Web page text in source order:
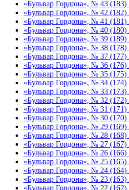
«Бульвар Гордона», № 43 (183)
«Бульвар Гордона», № 42 (182)
«Бульвар Гордона», № 41 (181)
«Бульвар Гордона», № 40 (180)
«Бульвар Гордона», № 39 (189)
«Бульвар Гордона», № 38 (178)
«Бульвар Гордона», № 37 (177)
«Бульвар Гордона», № 36 (176)
«Бульвар Гордона», № 35 (175)
«Бульвар Гордона», № 34 (174)
«Бульвар Гордона», № 33 (173)
«Бульвар Гордона», № 32 (172)
«Бульвар Гордона», № 31 (171)
«Бульвар Гордона», № 30
«Бульвар Гордона», № 29
«Бульвар Гордона», № 28
«Бульвар Гордона», № 27
«Бульвар Гордона», № 26
«Бульвар Гордона», № 25
«Бульвар Гордона», № 24
«Бульвар Гордона», № 23
«Бульвар Гордона», № 22